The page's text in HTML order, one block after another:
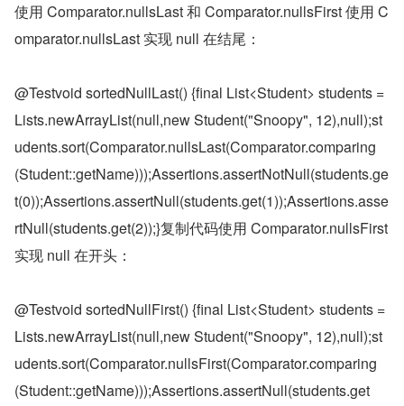
使用 Comparator.nullsLast 和 Comparator.nullsFirst 使用 C
omparator.nullsLast 实现 null 在结尾：
@Testvoid sortedNullLast() {final List<Student> students =
Lists.newArrayList(null,new Student("Snoopy", 12),null);st
udents.sort(Comparator.nullsLast(Comparator.comparing
(Student::getName)));Assertions.assertNotNull(students.ge
t(0));Assertions.assertNull(students.get(1));Assertions.asse
rtNull(students.get(2));}复制代码使用 Comparator.nullsFirst
实现 null 在开头：
@Testvoid sortedNullFirst() {final List<Student> students =
Lists.newArrayList(null,new Student("Snoopy", 12),null);st
udents.sort(Comparator.nullsFirst(Comparator.comparing
(Student::getName)));Assertions.assertNull(students.get